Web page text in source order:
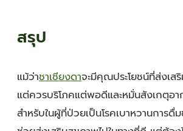
สรุป
แม้ว่าชาเชียงดาจะมีคุณประโยชน์ที่ส่งเส
แต่ควรบริโภคแต่พอดีและหมั่นสังเกตุอา
สำหรับในผู้ที่ป่วยเป็นโรคเบาหวานการดื่